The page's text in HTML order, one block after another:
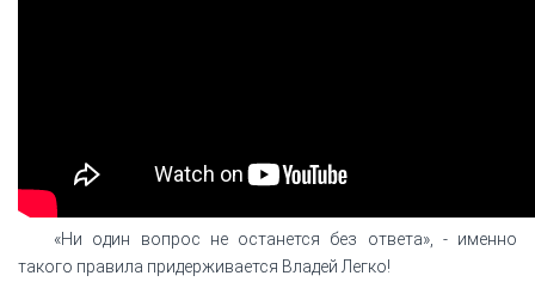
«Ни один вопрос не останется без ответа», - именно
такого правила придерживается Владей Легко!